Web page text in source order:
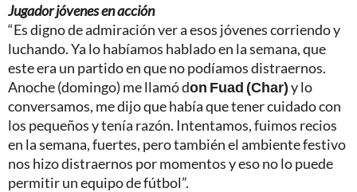
Jugador jóvenes en acción
“Es digno de admiración ver a esos jóvenes corriendo y
luchando. Ya lo habíamos hablado en la semana, que
este era un partido en que no podíamos distraernos.
Anoche (domingo) me llamó don Fuad (Char)y lo
conversamos, me dijo que había que tener cuidado con
los pequeños y tenía razón. Intentamos, fuimos recios
en la semana, fuertes, pero también el ambiente festivo
nos hizo distraernos por momentos y eso no lo puede
permitir un equipo de fútbol”.